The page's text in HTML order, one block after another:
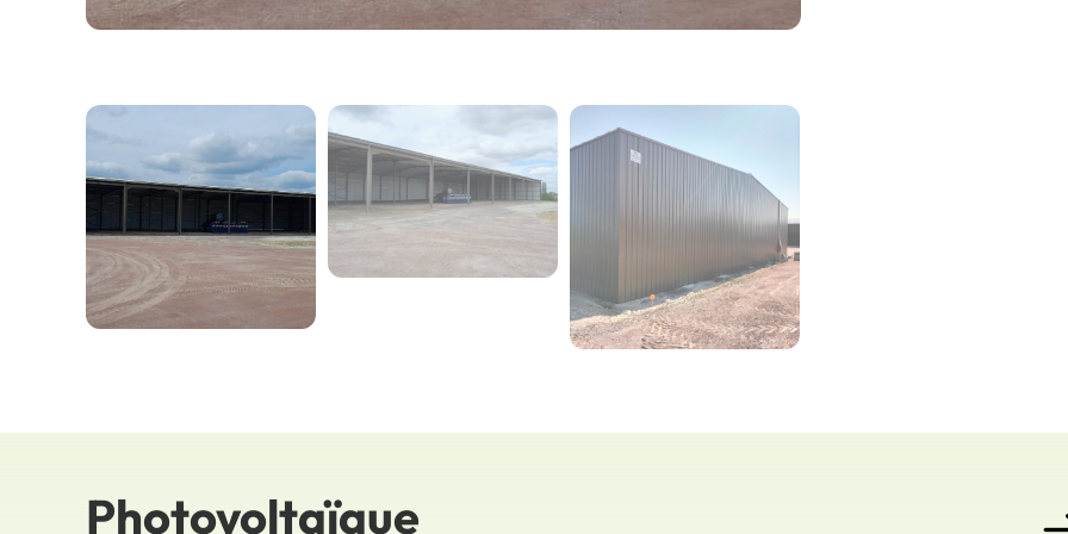
Photovoltaïque